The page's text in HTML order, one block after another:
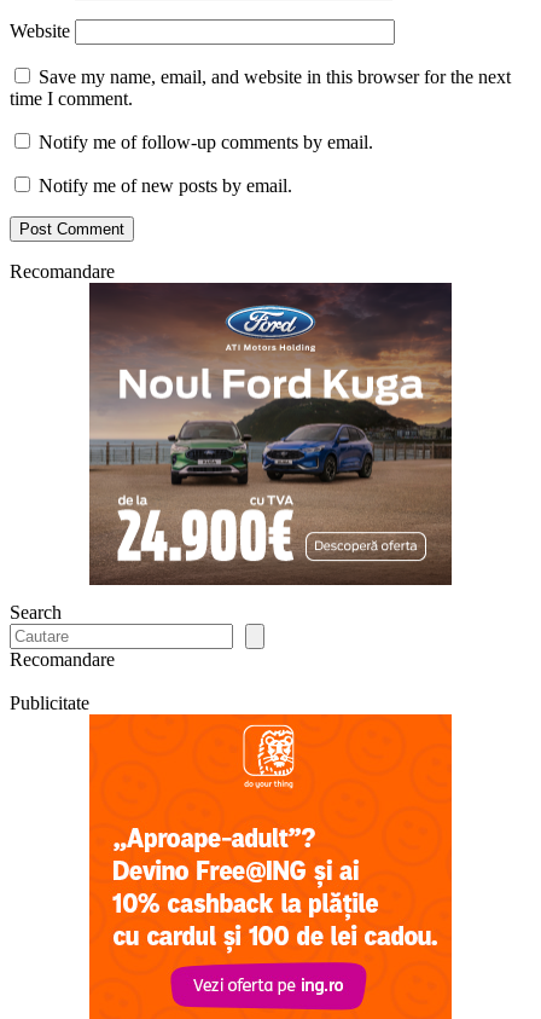
Website
Save my name, email, and website in this browser for the next
time I comment.
Notify me of follow-up comments by email.
Notify me of new posts by email.
Recomandare
Search
Recomandare
Publicitate